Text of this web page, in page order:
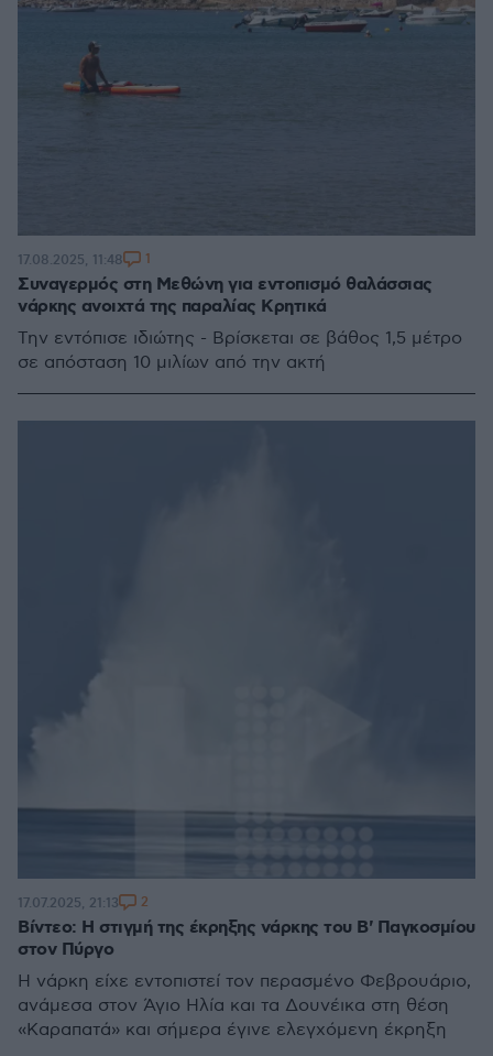
Συναγερμός στη Μεθώνη για εντοπισμό θαλάσσιας
νάρκης ανοιχτά της παραλίας Κρητικά
Την εντόπισε ιδιώτης - Βρίσκεται σε βάθος 1,5 μέτρο
σε απόσταση 10 μιλίων από την ακτή
17.08.2025, 11:48 1
Βίντεο: Η στιγμή της έκρηξης νάρκης του Β' Παγκοσμίου
στον Πύργο
Η νάρκη είχε εντοπιστεί τον περασμένο Φεβρουάριο,
ανάμεσα στον Άγιο Ηλία και τα Δουνέικα στη θέση
«Καραπατά» και σήμερα έγινε ελεγχόμενη έκρηξη
17.07.2025, 21:13 2